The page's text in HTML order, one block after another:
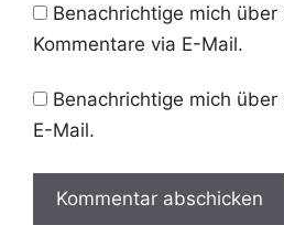
Benachrichtige mich
Kommentare via E-Mail.
Benachrichtige mich
E-Mail.